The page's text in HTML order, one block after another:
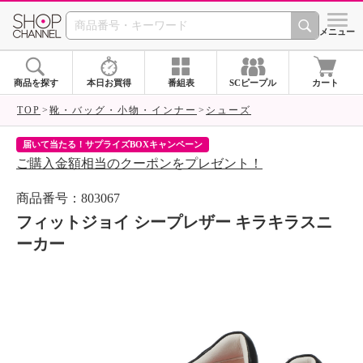
SHOP CHANNEL シメニュー
商品を探す 本日お買得 番組表 SCピープル カート
TOP 靴・バッグ・小物・インナー シューズ
届いて当たる！サプライズBOXキャンペーン
ご購入金額相当のクーポンをプレゼント！
商品番号：803067
フィットジョイ シープレザー キラキラスニ
ーカー